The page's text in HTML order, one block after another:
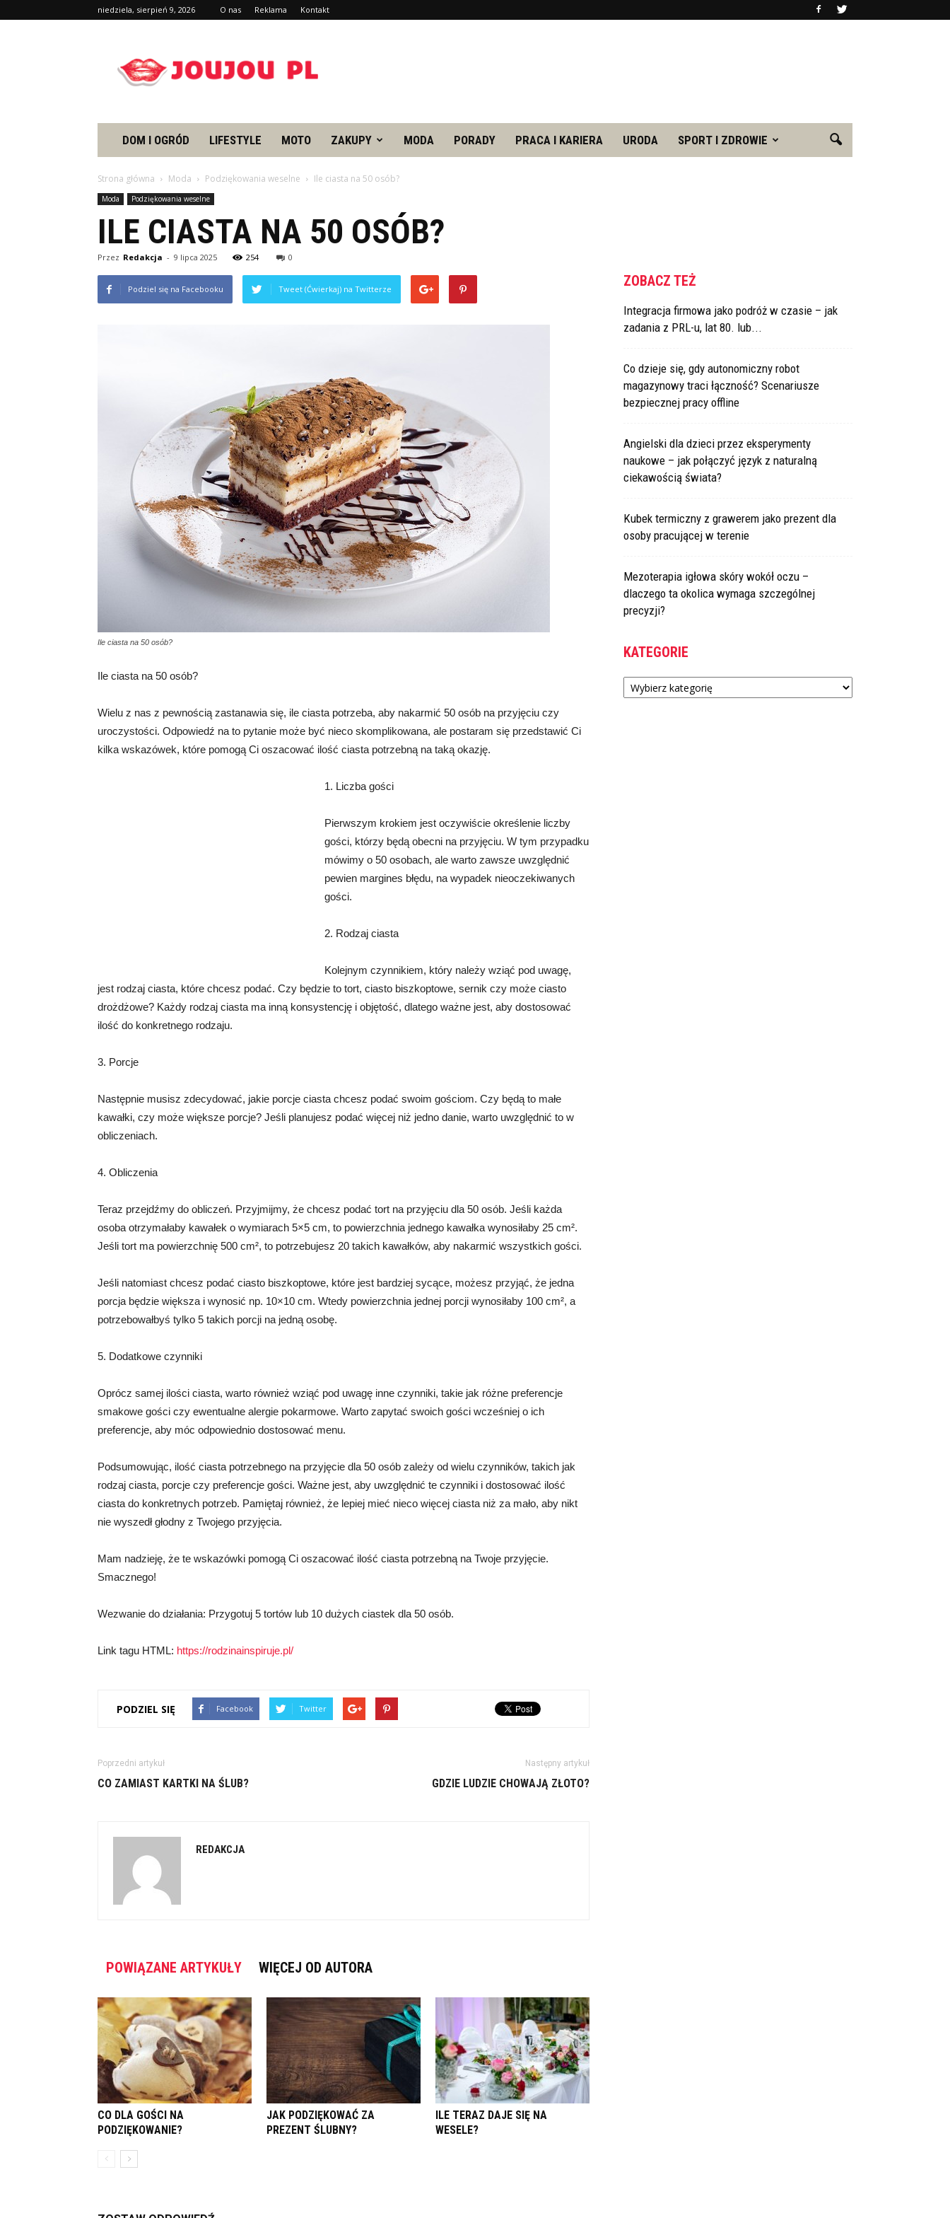
niedziela, sierpień 9, 2026 O nas Reklama Kontakt
DOM I OGRÓD LIFESTYLE MOTO ZAKUPY MODA PORADY PRACA I KARIERA URODA SPORT I ZDROWIE
Strona główna Moda Podziękowania weselne Ile ciasta na 50 osób?
Moda Podziękowania weselne
ILE CIASTA NA 50 OSÓB?
Przez Redakcja - 9 lipca 2025 254 0
Podziel się na Facebooku Tweet (Ćwierkaj) na Twitterze
Ile ciasta na 50 osób?
Ile ciasta na 50 osób?
Wielu z nas z pewnością zastanawia się, ile ciasta potrzeba, aby nakarmić 50 osób na przyjęciu czy
uroczystości. Odpowiedź na to pytanie może być nieco skomplikowana, ale postaram się przedstawić Ci
kilka wskazówek, które pomogą Ci oszacować ilość ciasta potrzebną na taką okazję.
1. Liczba gości
Pierwszym krokiem jest oczywiście określenie liczby
gości, którzy będą obecni na przyjęciu. W tym przypadku
mówimy o 50 osobach, ale warto zawsze uwzględnić
pewien margines błędu, na wypadek nieoczekiwanych
gości.
2. Rodzaj ciasta
Kolejnym czynnikiem, który należy wziąć pod uwagę,
jest rodzaj ciasta, które chcesz podać. Czy będzie to tort, ciasto biszkoptowe, sernik czy może ciasto
drożdżowe? Każdy rodzaj ciasta ma inną konsystencję i objętość, dlatego ważne jest, aby dostosować
ilość do konkretnego rodzaju.
3. Porcje
Następnie musisz zdecydować, jakie porcje ciasta chcesz podać swoim gościom. Czy będą to małe
kawałki, czy może większe porcje? Jeśli planujesz podać więcej niż jedno danie, warto uwzględnić to w
obliczeniach.
4. Obliczenia
Teraz przejdźmy do obliczeń. Przyjmijmy, że chcesz podać tort na przyjęciu dla 50 osób. Jeśli każda
osoba otrzymałaby kawałek o wymiarach 5×5 cm, to powierzchnia jednego kawałka wynosiłaby 25 cm².
Jeśli tort ma powierzchnię 500 cm², to potrzebujesz 20 takich kawałków, aby nakarmić wszystkich gości.
Jeśli natomiast chcesz podać ciasto biszkoptowe, które jest bardziej sycące, możesz przyjąć, że jedna
porcja będzie większa i wynosić np. 10×10 cm. Wtedy powierzchnia jednej porcji wynosiłaby 100 cm², a
potrzebowałbyś tylko 5 takich porcji na jedną osobę.
5. Dodatkowe czynniki
Oprócz samej ilości ciasta, warto również wziąć pod uwagę inne czynniki, takie jak różne preferencje
smakowe gości czy ewentualne alergie pokarmowe. Warto zapytać swoich gości wcześniej o ich
preferencje, aby móc odpowiednio dostosować menu.
Podsumowując, ilość ciasta potrzebnego na przyjęcie dla 50 osób zależy od wielu czynników, takich jak
rodzaj ciasta, porcje czy preferencje gości. Ważne jest, aby uwzględnić te czynniki i dostosować ilość
ciasta do konkretnych potrzeb. Pamiętaj również, że lepiej mieć nieco więcej ciasta niż za mało, aby nikt
nie wyszedł głodny z Twojego przyjęcia.
Mam nadzieję, że te wskazówki pomogą Ci oszacować ilość ciasta potrzebną na Twoje przyjęcie.
Smacznego!
Wezwanie do działania: Przygotuj 5 tortów lub 10 dużych ciastek dla 50 osób.
Link tagu HTML: https://rodzinainspiruje.pl/
PODZIEL SIĘ Facebook Twitter
Poprzedni artykuł
CO ZAMIAST KARTKI NA ŚLUB?
Następny artykuł
GDZIE LUDZIE CHOWAJĄ ZŁOTO?
REDAKCJA
POWIĄZANE ARTYKUŁY WIĘCEJ OD AUTORA
CO DLA GOŚCI NA
PODZIĘKOWANIE?
JAK PODZIĘKOWAĆ ZA
PREZENT ŚLUBNY?
ILE TERAZ DAJE SIĘ NA
WESELE?
ZOBACZ TEŻ
Integracja firmowa jako podróż w czasie – jak
zadania z PRL-u, lat 80. lub...
Co dzieje się, gdy autonomiczny robot
magazynowy traci łączność? Scenariusze
bezpiecznej pracy offline
Angielski dla dzieci przez eksperymenty
naukowe – jak połączyć język z naturalną
ciekawością świata?
Kubek termiczny z grawerem jako prezent dla
osoby pracującej w terenie
Mezoterapia igłowa skóry wokół oczu –
dlaczego ta okolica wymaga szczególnej
precyzji?
KATEGORIE
Kategorie